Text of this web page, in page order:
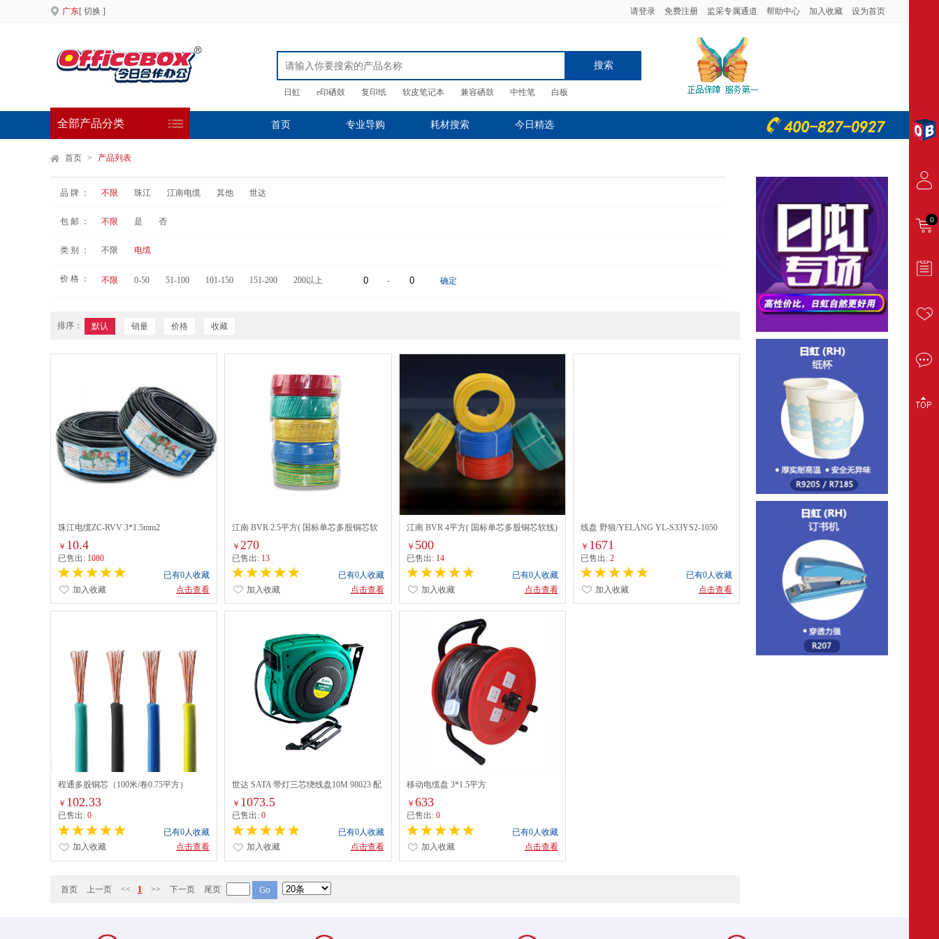
请登录 免费注册 监采专属通道 帮助中心 加入收藏 设为首页
广东[ 切换 ]
搜索
日虹 e印硒鼓 复印纸 软皮笔记本 兼容硒鼓 中性笔 白板
全部产品分类 首页 专业导购 耗材搜索 今日精选
首页 > 产品列表
品 牌 ： 不限 珠江 江南电缆 其他 世达
包 邮 ： 不限 是 否
类 别 ： 不限 电缆
价 格 ： 不限 0-50 51-100 101-150 151-200 200以上 - 确定
排序： 默认 销量 价格 收藏
珠江电缆ZC-RVV 3*1.5mm2
￥ 10.4
已售出: 1080
已有0人收藏
点击查看
加入收藏
江南 BVR 2.5平方( 国标单芯多股铜芯软
线) 100米/卷 黄绿
￥270
已售出: 13
已有0人收藏
点击查看
加入收藏
江南 BVR 4平方( 国标单芯多股铜芯软线)
100米/卷 配色
￥ 500
已售出: 14
已有0人收藏
点击查看
加入收藏
线盘 野狼/YELANG YL-S33YS2-1050
￥ 1671
已售出: 2
已有0人收藏
点击查看
加入收藏
程通多股铜芯（100米/卷0.75平方）
￥ 102.33
已售出: 0
已有0人收藏
点击查看
加入收藏
世达 SATA 带灯三芯绕线盘10M 98023 配
￥ 1073.5
已售出:0
已有0人收藏
点击查看
加入收藏
移动电缆盘 3*1.5平方
￥ 633
已售出: 0
已有0人收藏
点击查看
加入收藏
首页 上一页 << 1 >> 下一页 尾页
0